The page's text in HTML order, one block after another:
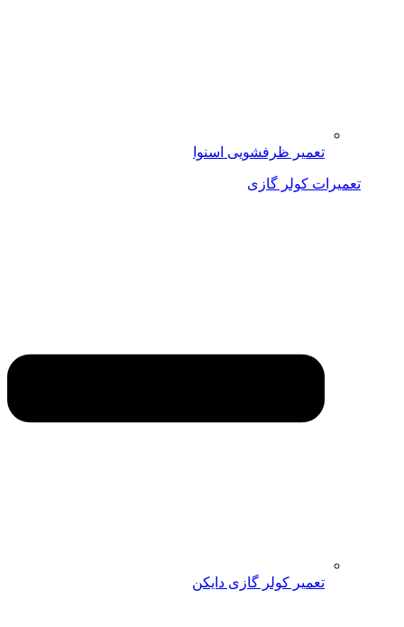
تعمیر ظرفشویی اسنوا
تعمیرات کولر گازی
تعمیر کولر گازی دایکن